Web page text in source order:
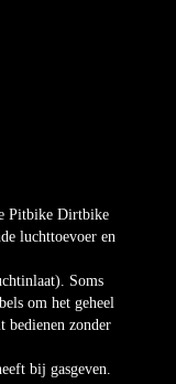
Pitbike Dirtbike
luchttoevoer en
Soms
om het geheel
bedienen zonder
bij gasgeven.